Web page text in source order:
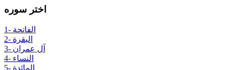
اختر سوره
1- الفاتحة
2- البقرة
3- آل عمران
4- النساء
5- المائدة